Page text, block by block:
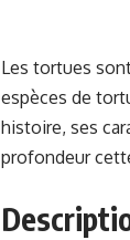
Les tortues
espèces de
histoire, ses
profondeur